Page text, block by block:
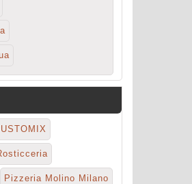
Pizzeria Molino Milano